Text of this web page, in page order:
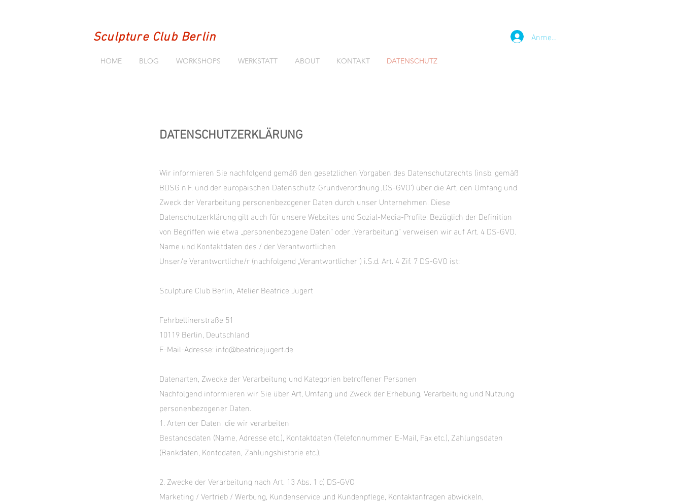
Sculpture Club Berlin Anmelden
HOME BLOG WORKSHOPS WERKSTATT ABOUT KONTAKT DATENSCHUTZ
DATENSCHUTZERKLÄRUNG
Wir informieren Sie nachfolgend gemäß den gesetzlichen Vorgaben des Datenschutzrechts (insb. gemäß
BDSG n.F. und der europäischen Datenschutz-Grundverordnung ‚DS-GVO‘) über die Art, den Umfang und
Zweck der Verarbeitung personenbezogener Daten durch unser Unternehmen. Diese
Datenschutzerklärung gilt auch für unsere Websites und Sozial-Media-Profile. Bezüglich der Definition
von Begriffen wie etwa „personenbezogene Daten“ oder „Verarbeitung“ verweisen wir auf Art. 4 DS-GVO.
Name und Kontaktdaten des / der Verantwortlichen
Unser/e Verantwortliche/r (nachfolgend „Verantwortlicher“) i.S.d. Art. 4 Zif. 7 DS-GVO ist:
Sculpture Club Berlin, Atelier Beatrice Jugert
Fehrbellinerstraße 51
10119 Berlin, Deutschland
E-Mail-Adresse: info@beatricejugert.de
Datenarten, Zwecke der Verarbeitung und Kategorien betroffener Personen
Nachfolgend informieren wir Sie über Art, Umfang und Zweck der Erhebung, Verarbeitung und Nutzung
personenbezogener Daten.
1. Arten der Daten, die wir verarbeiten
Bestandsdaten (Name, Adresse etc.), Kontaktdaten (Telefonnummer, E-Mail, Fax etc.), Zahlungsdaten
(Bankdaten, Kontodaten, Zahlungshistorie etc.),
2. Zwecke der Verarbeitung nach Art. 13 Abs. 1 c) DS-GVO
Marketing / Vertrieb / Werbung, Kundenservice und Kundenpflege, Kontaktanfragen abwickeln,